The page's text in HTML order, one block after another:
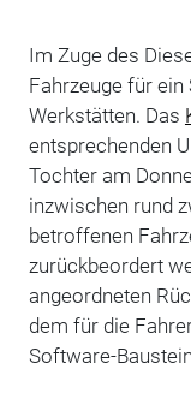
Im Zuge des
Fahrzeuge für
Werkstätten. Das
entsprechenden
Tochter am
inzwischen rund
betroffenen
zurückbeordert
angeordneten
dem für die
Software-